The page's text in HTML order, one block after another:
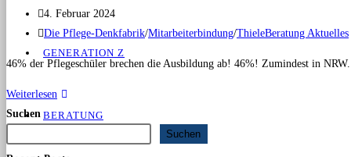
GENERATION Z
BERATUNG
4. Februar 2024
Die Pflege-Denkfabrik/Mitarbeiterbindung/ThieleBeratung Aktuelles
46% der Pflegeschüler brechen die Ausbildung ab! 46%! Zumindest in
Weiterlesen
Suchen
Suchen